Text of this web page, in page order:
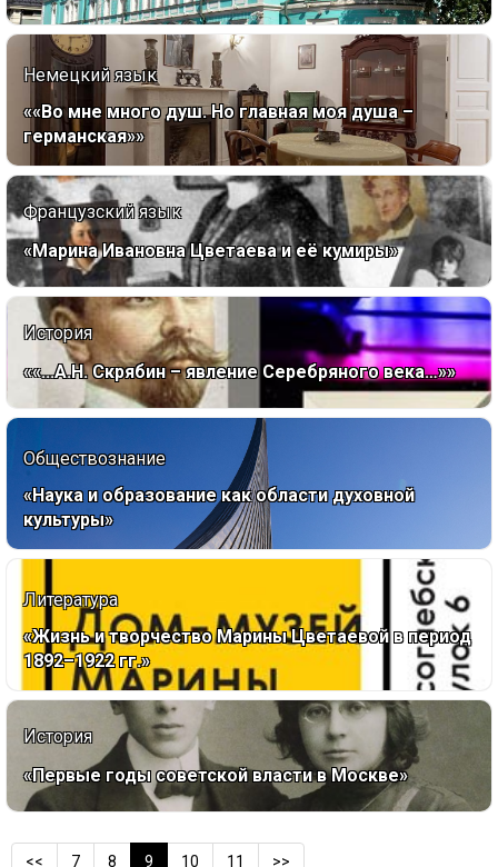
Немецкий язык
««Во мне много душ. Но главная моя душа –
германская»»
Французский язык
«Марина Ивановна Цветаева и её кумиры»
История
««...А.Н. Скрябин – явление Серебряного века…»»
Обществознание
«Наука и образование как области духовной
культуры»
Литература
«Жизнь и творчество Марины Цветаевой в период
1892–1922 гг.»
История
«Первые годы советской власти в Москве»
<< 7 8 9 10 11 >>